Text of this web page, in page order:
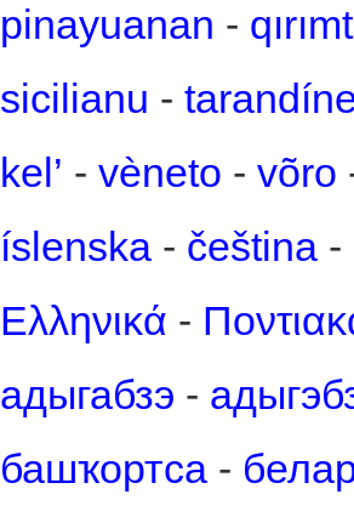
pinayuanan -
sicilianu -
kel’ - vèneto - võro
íslenska - čeština -
Ελληνικά -
адыгабзэ -
башҡортса -